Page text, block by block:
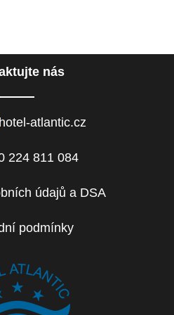
nás
atlantic.cz
224 811 084
údajů a DSA
podmínky